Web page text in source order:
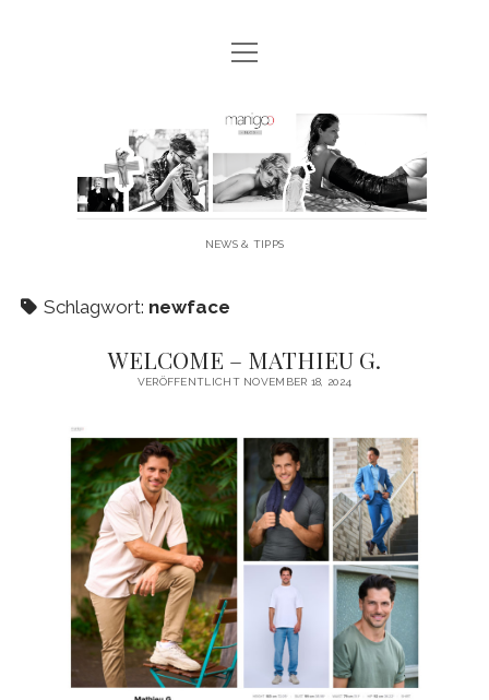
MANIGOO BLOG
MANIGOO MODELS
IMPRESSUM & DATENSCHUTZ
Menü
öffnen
Manigoo
NEWS & TIPPS
Schlagwort: newface
WELCOME – MATHIEU G.
VERÖFFENTLICHT NOVEMBER 18, 2024